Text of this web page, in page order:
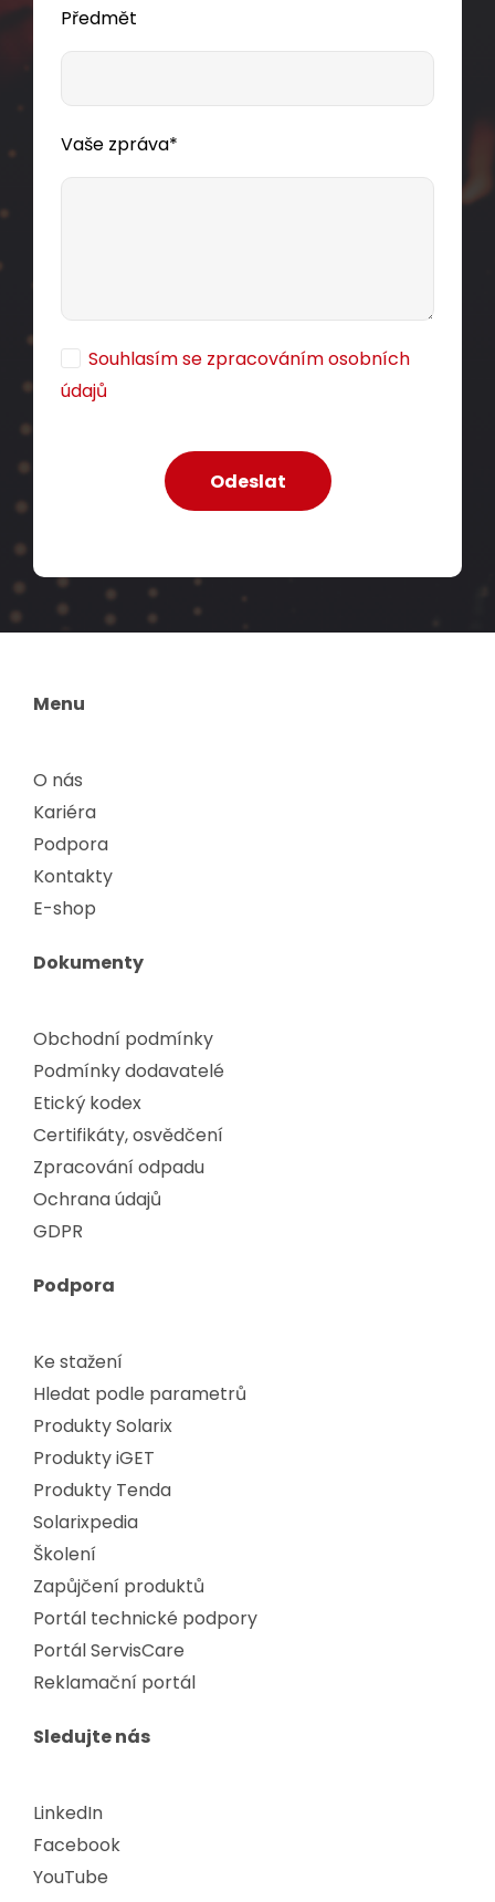
Předmět
Vaše zpráva*
Souhlasím se zpracováním osobních
údajů
Menu
O nás
Kariéra
Podpora
Kontakty
E-shop
Dokumenty
Obchodní podmínky
Podmínky dodavatelé
Etický kodex
Certifikáty, osvědčení
Zpracování odpadu
Ochrana údajů
GDPR
Podpora
Ke stažení
Hledat podle parametrů
Produkty Solarix
Produkty iGET
Produkty Tenda
Solarixpedia
Školení
Zapůjčení produktů
Portál technické podpory
Portál ServisCare
Reklamační portál
Sledujte nás
LinkedIn
Facebook
YouTube